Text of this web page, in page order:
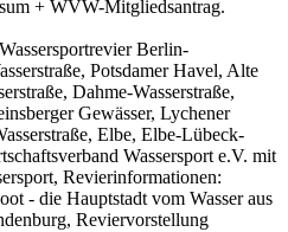
+ WVW-Mitgliedsantrag.
Berlin-
Potsdamer Havel, Alte
Dahme-Wasserstraße,
Gewässer, Lychener
Elbe, Elbe-Lübeck-
Wassersport e.V. mit
Revierinformationen:
- die Hauptstadt vom Wasser aus
Reviervorstellung